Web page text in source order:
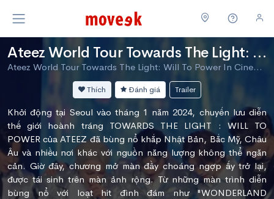
Ateez World Tour Towards The Light: Ý Chí Quyền Năng
Ateez World Tour Towards The Light: Will To Power In Cinemas - Music, Documentary
Thích Đánh giá Trailer
Khởi động tại Seoul vào tháng 1 năm 2024, chuyến lưu diễn
thế giới hoành tráng TOWARDS THE LIGHT : WILL TO
POWER của ATEEZ đã bùng nổ khắp Nhật Bản, Bắc Mỹ, Châu
Âu và nhiều nơi khác với nguồn năng lượng không thể ngăn
cản. Giờ đây, chương mở màn đầy choáng ngợp ấy trở lại,
được tái sinh trên màn ảnh rộng. Từ những màn trình diễn
bùng nổ với loạt hit đình đám như "WONDERLAND